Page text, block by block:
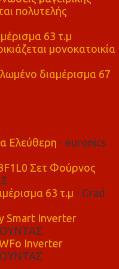
πολυτελής
63 τ.μ
μονοκατοικία
διαμέρισμα 67
Ελεύθερη - euronics
Σετ Φούρνος
63 τ.μ - Grad
Smart Inverter
Inverter